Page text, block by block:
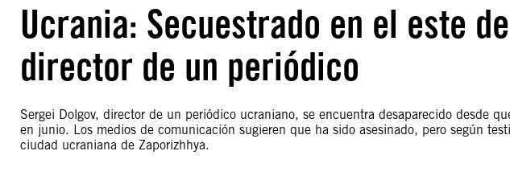
Ucrania: Secuestrado en el este
director de un periódico
Sergei Dolgov, director de un periódico ucraniano, se encuentra desaparecido desde
en junio. Los medios de comunicación sugieren que ha sido asesinado, pero según
ciudad ucraniana de Zaporizhhya.